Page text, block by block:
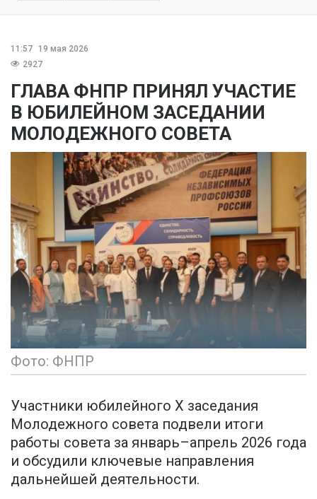
11:57 19 мая 2026
2927
ГЛАВА ФНПР ПРИНЯЛ УЧАСТИЕ
В ЮБИЛЕЙНОМ ЗАСЕДАНИИ
МОЛОДЕЖНОГО СОВЕТА
Фото: ФНПР
Участники юбилейного X заседания
Молодежного совета подвели итоги
работы совета за январь–апрель 2026 года
и обсудили ключевые направления
дальнейшей деятельности.